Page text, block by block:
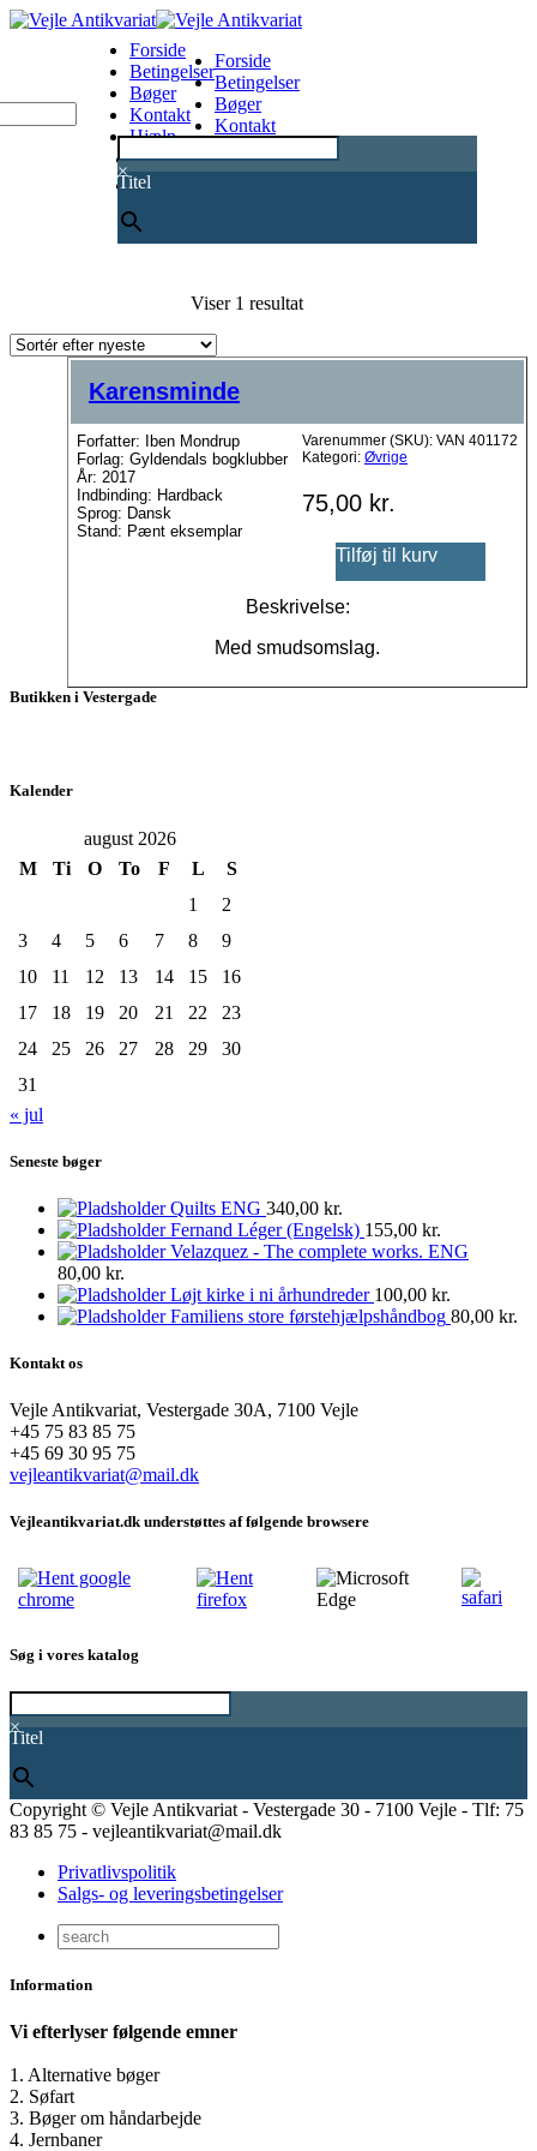
×
Titel
Forside
Betingelser
Bøger
Kontakt
Hjælp
0
Forside
Betingelser
Bøger
Kontakt
Viser 1 resultat
Karensminde
Forfatter: Iben Mondrup
Forlag: Gyldendals bogklubber
År: 2017
Indbinding: Hardback
Sprog: Dansk
Stand: Pænt eksemplar
Varenummer (SKU): VAN 401172
Kategori: Øvrige
75,00 kr.
Tilføj til kurv
Beskrivelse:
Med smudsomslag.
Butikken i Vestergade
Kalender
august 2026
M
Ti O To F L
S
1
2
3
4 5 6 7 8
9
10
11 12 13 14 15
16
17
18 19 20 21 22
23
24
25 26 27 28 29
30
31
« jul
Seneste bøger
Quilts ENG 340,00 kr.
Fernand Léger (Engelsk) 155,00 kr.
Velazquez - The complete works. ENG
80,00 kr.
Løjt kirke i ni århundreder 100,00 kr.
Familiens store førstehjælpshåndbog 80,00 kr.
Kontakt os
Vejle Antikvariat, Vestergade 30A, 7100 Vejle
+45 75 83 85 75
+45 69 30 95 75
vejleantikvariat@mail.dk
Vejleantikvariat.dk understøttes af følgende browsere
Søg i vores katalog
×
Titel
Copyright © Vejle Antikvariat - Vestergade 30 - 7100 Vejle - Tlf: 75
83 85 75 - vejleantikvariat@mail.dk
Privatlivspolitik
Salgs- og leveringsbetingelser
Information
Vi efterlyser følgende emner
1. Alternative bøger
2. Søfart
3. Bøger om håndarbejde
4. Jernbaner